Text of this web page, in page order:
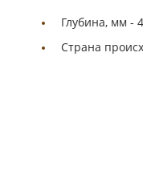
Глубина, мм -
Страна